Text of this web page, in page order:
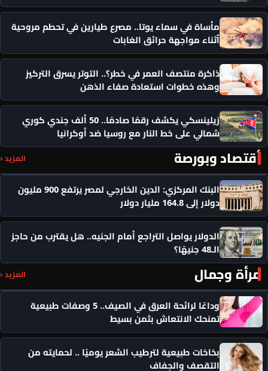
مأساة في سماء يوتا.. مصرع طيارين في تحطم مروحية
أثناء مواجهة حرائق الغابات
ذاكرة منتصف العمر في خطر؟.. التوتر يسرق التركيز
وهذه خطوات استعادة صفاء الذهن
زيلينسكي يكشف رقمًا صادمًا.. 50 ألف جندي كوري
شمالي على خط النار مع روسيا ضد أوكرانيا
أقتصاد وبورصة المزيد ‹
البنك المركزي: الدين الخارجي لمصر يرتفع 900 مليون
دولار إلى 164.8 مليار دولار
الدولار يواصل التراجع أمام الجنيه.. هل يقترب من حاجز
الـ48 جنيهًا؟
مرأة وجمال المزيد ‹
وداعًا لرائحة العرق في الصيف.. 5 وصفات طبيعية
تمنحك الانتعاش بثمن بسيط
بخاخات طبيعية لترطيب الشعر يوميًا .. لحمايته من
التقصف والجفاف